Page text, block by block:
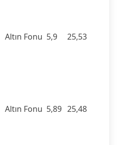
Altın Fonu 5,9 25,53
Altın Fonu 5,89 25,48